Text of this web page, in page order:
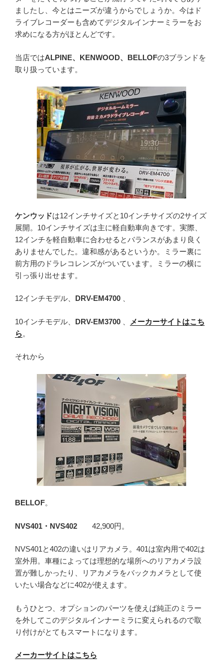
ましたし、今とはニーズが違うからでしょうか。今はド
ライブレコーダーも含めてデジタルインナーミラーをお
求めになる方がほとんどです。
当店ではALPINE、KENWOOD、BELLOFの3ブランドを
取り扱っています。
ケンウッドは12インチサイズと10インチサイズの2サイズ
展開。10インチサイズは主に軽自動車向きです。実際、
12インチを軽自動車に合わせるとバランスがあまり良く
ありませんでした。違和感があるというか。ミラー裏に
前方用のドラレコレンズがついています。ミラーの横に
引っ張り出せます。
12インチモデル、 DRV-EM4700
10インチモデル、 DRV-EM3700
メーカーサイトはこち
ら。
それから
BELLOF。
NVS401・NVS402 42,900円。
NVS401と402の違いはリアカメラ。401は室内用で402は
室外用。車種によっては理想的な場所へのリアカメラ設
置が難しかったり、リアカメラをバックカメラとして使
いたい場合などに402が使えます。
もうひとつ、オプションのパーツを使えば純正のミラー
を外してこのデジタルインナーミラに変えられるので取
り付けがとてもスマートになります。
メーカーサイトはこちら